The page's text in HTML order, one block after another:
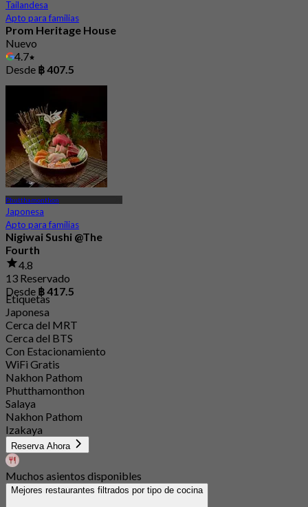
Tailandesa
Apto para familias
Prom Heritage House
Nuevo
4.7
Desde ฿ 407.5
Phutthamonthon
Japonesa
Apto para familias
Nigiwai Sushi @The
Fourth
4.8
13 Reservado
Desde ฿ 417.5
Etiquetas
Japonesa
Cerca del MRT
Cerca del BTS
Con Estacionamiento
WiFi Gratis
Nakhon Pathom
Phutthamonthon
Salaya
Nakhon Pathom
Izakaya
Reserva Ahora
Muchos asientos disponibles
Mejores restaurantes filtrados por tipo de cocina